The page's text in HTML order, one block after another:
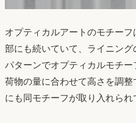
オプティカルアートのモチー
部にも続いていて、ライニン
パターンでオプティカルモチー
荷物の量に合わせて高さを調
にも同モチーフが取り入れられ